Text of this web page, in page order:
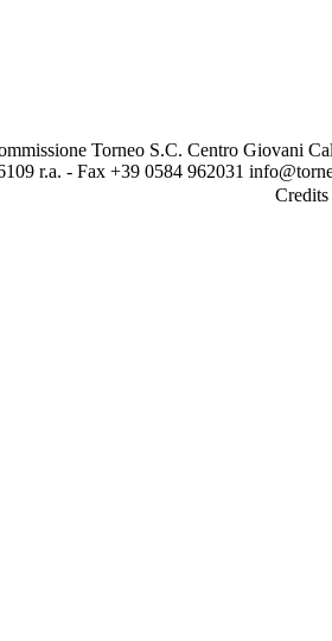
Torneo S.C. Centro Giovani
r.a. - Fax +39 0584 962031
Credits